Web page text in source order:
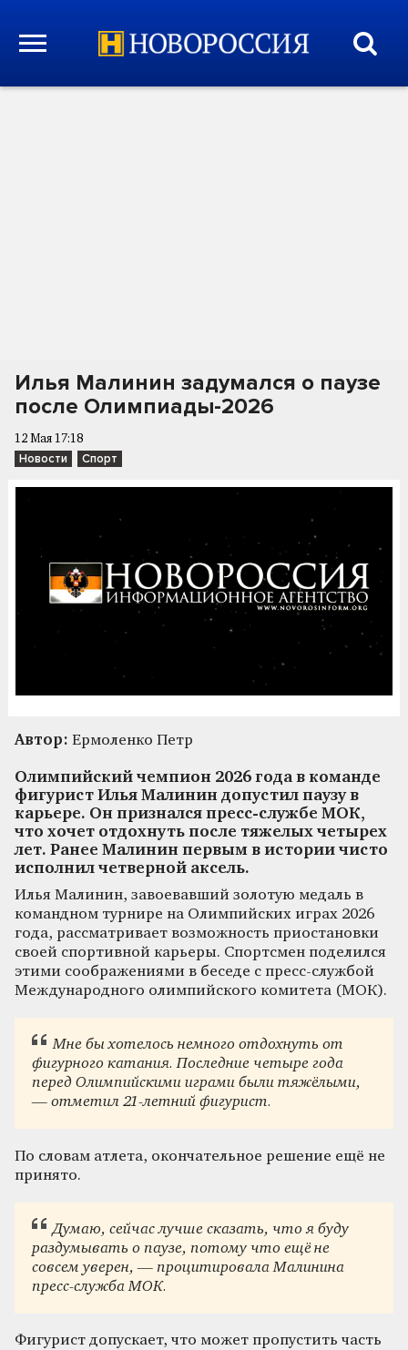
Илья Малинин задумался о паузе
после Олимпиады-2026
12 Мая 17:18
Новости Спорт
Автор: Ермоленко Петр
Олимпийский чемпион 2026 года в команде
фигурист Илья Малинин допустил паузу в
карьере. Он признался пресс-службе МОК,
что хочет отдохнуть после тяжелых четырех
лет. Ранее Малинин первым в истории чисто
исполнил четверной аксель.
Илья Малинин, завоевавший золотую медаль в
командном турнире на Олимпийских играх 2026
года, рассматривает возможность приостановки
своей спортивной карьеры. Спортсмен поделился
этими соображениями в беседе с пресс-службой
Международного олимпийского комитета (МОК).
Мне бы хотелось немного отдохнуть от
фигурного катания. Последние четыре года
перед Олимпийскими играми были тяжёлыми,
— отметил 21-летний фигурист.
По словам атлета, окончательное решение ещё не
принято.
Думаю, сейчас лучше сказать, что я буду
раздумывать о паузе, потому что ещё не
совсем уверен, — процитировала Малинина
пресс-служба МОК.
Фигурист допускает, что может пропустить часть